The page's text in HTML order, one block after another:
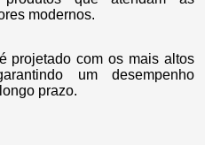
modernos.
projetado com os mais altos
um desempenho
prazo.